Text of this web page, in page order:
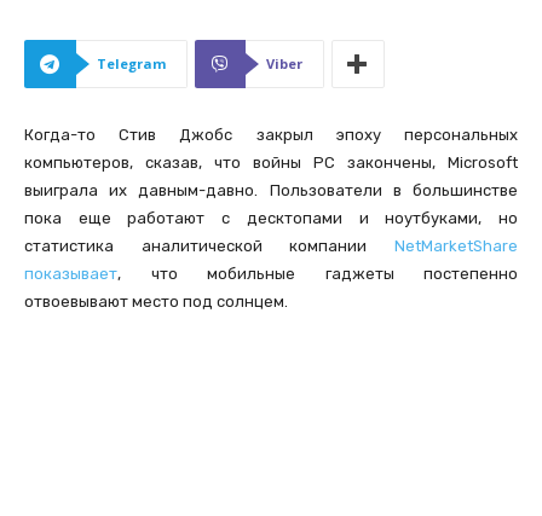
Telegram Viber
Когда-то Стив Джобс закрыл эпоху персональных
компьютеров, сказав, что войны PC закончены, Microsoft
выиграла их давным-давно. Пользователи в большинстве
пока еще работают с десктопами и ноутбуками, но
статистика аналитической компании NetMarketShare
показывает, что мобильные гаджеты постепенно
отвоевывают место под солнцем.